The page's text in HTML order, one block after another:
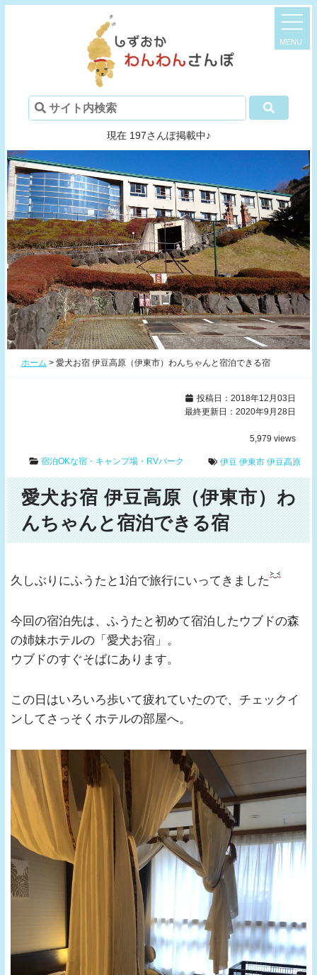
現在 197さんぽ掲載中♪
ホーム > 愛犬お宿 伊豆高原（伊東市）わんちゃんと宿泊できる宿
投稿日：2018年12月03日
最終更新日：2020年9月28日
5,979 views
伊豆 伊東市 伊豆高原
宿泊OKな宿・キャンプ場・RVパーク
愛犬お宿 伊豆高原（伊東市）わ
んちゃんと宿泊できる宿
久しぶりにふうたと1泊で旅行にいってきました
今回の宿泊先は、ふうたと初めて宿泊したウブドの森
の姉妹ホテルの「愛犬お宿」。
ウブドのすぐそばにあります。
この日はいろいろ歩いて疲れていたので、チェックイ
ンしてさっそくホテルの部屋へ。